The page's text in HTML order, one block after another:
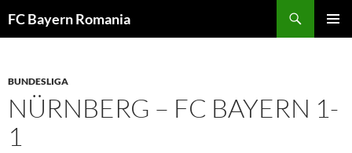
toFC Bayern Romania
BUNDESLIGA
NÜRNBERG – FC BAYERN 1-
1